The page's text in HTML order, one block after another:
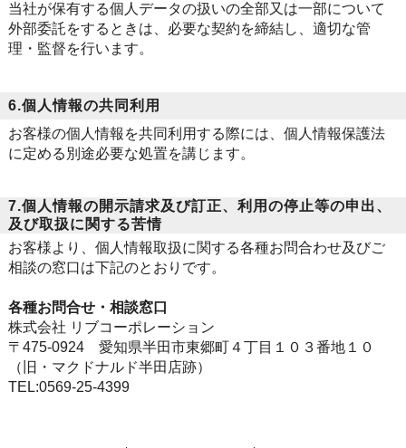
当社が保有する個人データの扱いの全部又は一部について
外部委託をするときは、必要な契約を締結し、適切な管
理・監督を行います。
6.個人情報の共同利用
お客様の個人情報を共同利用する際には、個人情報保護法
に定める別途必要な処置を講じます。
7.個人情報の開示請求及び訂正、利用の停止等の申出、
及び取扱に関する苦情
お客様より、個人情報取扱に関する各種お問合わせ及びご
相談の窓口は下記のとおりです。
各種お問合せ・相談窓口
株式会社 リブコーポレーション
〒475-0924 愛知県半田市東郷町４丁目１０３番地１０
（旧・マクドナルド半田店跡）
TEL:0569-25-4399